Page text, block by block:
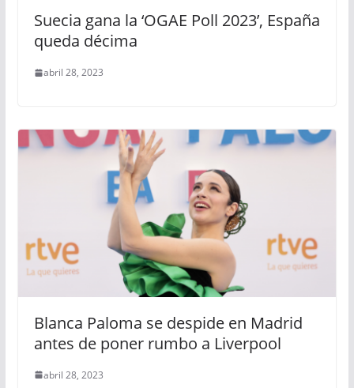
Suecia gana la ‘OGAE Poll 2023’, España
queda décima
abril 28, 2023
Blanca Paloma se despide en Madrid
antes de poner rumbo a Liverpool
abril 28, 2023